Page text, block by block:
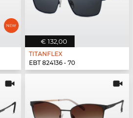
€ 132,00
TITANFLEX
EBT 824136 - 70